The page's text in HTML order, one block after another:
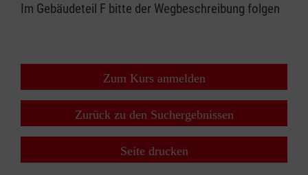
⇧
Im Gebäudeteil F bitte der Wegbeschreibung folgen
Zum Kurs anmelden
Zurück zu den Suchergebnissen
Seite drucken